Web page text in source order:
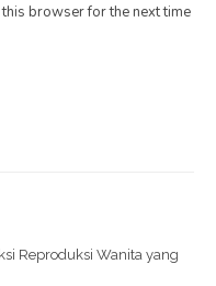
browser for the next time
Reproduksi Wanita yang